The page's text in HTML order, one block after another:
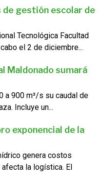
de gestión escolar de
Tecnológica Facultad
el 2 de diciembre...
Maldonado sumará
a 900 m³/s su caudal de
Incluye un...
exponencial de la
genera costos
la logística. El